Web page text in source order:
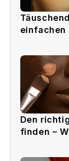
einfachen
Den
finden –